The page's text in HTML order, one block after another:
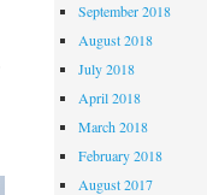
September 2018
August 2018
July 2018
April 2018
March 2018
February 2018
August 2017